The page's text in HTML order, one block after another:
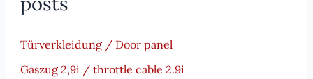
Türverkleidung / Door panel
Gaszug 2,9i / throttle cable 2.9i